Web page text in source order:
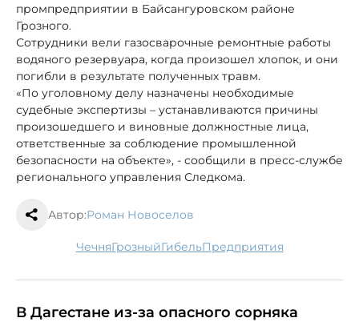
промпредприятии в Байсангуровском районе
Грозного.
Сотрудники вели газосварочные ремонтные работы
водяного резервуара, когда произошел хлопок, и они
погибли в результате полученных травм.
«По уголовному делу назначены необходимые
судебные экспертизы – устанавливаются причины
произошедшего и виновные должностные лица,
ответственные за соблюдение промышленной
безопасности на объекте», - сообщили в пресс-службе
регионального управления Следкома.
Автор:Роман Новоселов
Чечня Грозный гибель предприятия
В Дагестане из-за опасного сорняка